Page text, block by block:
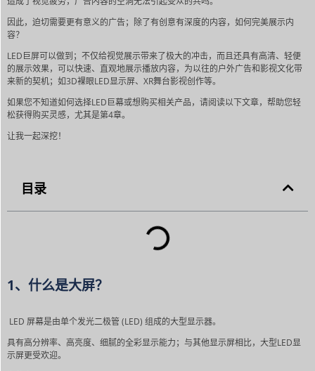
因此，迫切需要更有意义的广告；除了有创意有深度的内容，如何完美展示内
容？
LED巨屏可以做到；不仅给视觉展示带来了极大的冲击，而且还具有高清、轻便
的展示效果，可以快速、直观地展示播放内容，为以往的户外广告和影视文化带
来新的契机；如3D裸眼LED显示屏、XR舞台影视创作等。
如果您不知道如何选择LED巨幕或想购买相关产品，请阅读以下文章，帮助您轻
松获得购买灵感，尤其是第4章。
让我一起深挖！
目录
1、什么是大屏？
LED 屏幕是由单个发光二极管 (LED) 组成的大型显示器。
具有高分辨率、高亮度、细腻的全彩显示能力；与其他显示屏相比，大型LED显
示屏更受欢迎。